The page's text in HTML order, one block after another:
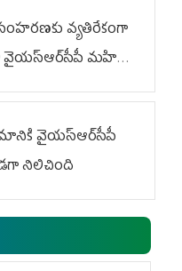
వ్యతిరేకంగా
వైయ‌స్ఆర్‌సీపీ మహిళా
వైయ‌స్ఆర్‌సీపీ
నిలిచింది